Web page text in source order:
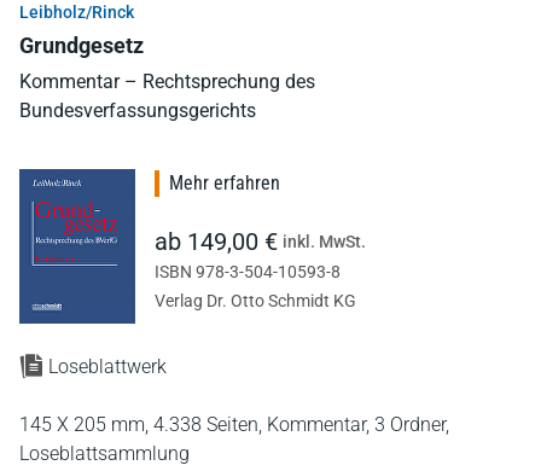
Leibholz/Rinck
Grundgesetz
Kommentar – Rechtsprechung des
Bundesverfassungsgerichts
Loseblattwerk
145 X 205 mm, 4.338 Seiten, Kommentar, 3 Ordner,
Loseblattsammlung
Mehr erfahren
ab 149,00 € inkl. MwSt.
ISBN 978-3-504-10593-8
Verlag Dr. Otto Schmidt KG